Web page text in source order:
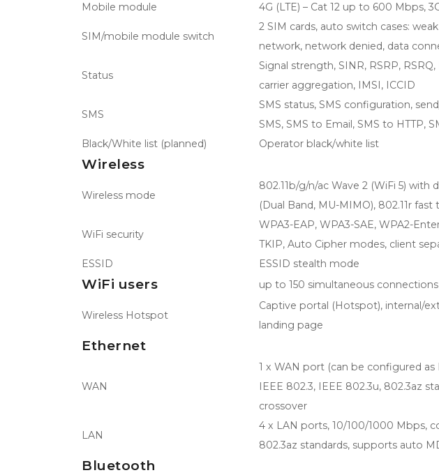
Mobile module 4G (LTE) – Cat 12 up to 600 Mbps,
SIM/mobile module switch
2 SIM cards, auto switch cases:
network, network denied, data
Status
Signal strength, SINR, RSRP,
carrier aggregation, IMSI, ICCID
SMS
SMS status, SMS configuration,
SMS, SMS to Email, SMS to HTTP,
Black/White list (planned)
Operator black/white list
Wireless
Wireless mode
802.11b/g/n/ac Wave 2 (WiFi 5)
(Dual Band, MU-MIMO), 802.11r
WiFi security
WPA3-EAP, WPA3-SAE, WPA2-
TKIP, Auto Cipher modes, client
ESSID
ESSID stealth mode
WiFi users up to 150 simultaneous connections
Wireless Hotspot
Captive portal (Hotspot), internal/
landing page
Ethernet
WAN
1 x WAN port (can be configured
IEEE 802.3, IEEE 802.3u, 802.3az
crossover
LAN
4 x LAN ports, 10/100/1000 Mbps,
802.3az standards, supports auto
Bluetooth